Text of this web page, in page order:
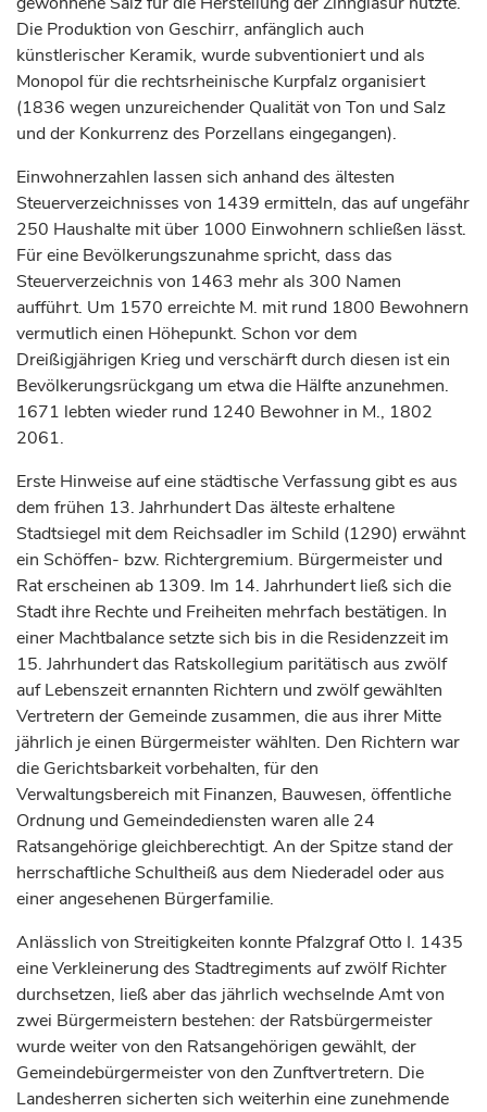
Die Produktion von Geschirr, anfänglich auch
künstlerischer Keramik, wurde subventioniert und als
Monopol für die rechtsrheinische Kurpfalz organisiert
(1836 wegen unzureichender Qualität von Ton und Salz
und der Konkurrenz des Porzellans eingegangen).
Einwohnerzahlen lassen sich anhand des ältesten
Steuerverzeichnisses von 1439 ermitteln, das auf ungefähr
250 Haushalte mit über 1000 Einwohnern schließen lässt.
Für eine Bevölkerungszunahme spricht, dass das
Steuerverzeichnis von 1463 mehr als 300 Namen
aufführt. Um 1570 erreichte M. mit rund 1800 Bewohnern
vermutlich einen Höhepunkt. Schon vor dem
Dreißigjährigen Krieg und verschärft durch diesen ist ein
Bevölkerungsrückgang um etwa die Hälfte anzunehmen.
1671 lebten wieder rund 1240 Bewohner in M., 1802
2061.
Erste Hinweise auf eine städtische Verfassung gibt es aus
dem frühen 13. JahrhundertDas älteste erhaltene
Stadtsiegel mit dem Reichsadler im Schild (1290) erwähnt
ein Schöffen- bzw. Richtergremium. Bürgermeister und
Rat erscheinen ab 1309. Im 14. Jahrhundertließ sich die
Stadt ihre Rechte und Freiheiten mehrfach bestätigen. In
einer Machtbalance setzte sich bis in die Residenzzeit im
15. Jahrhundertdas Ratskollegium paritätisch aus zwölf
auf Lebenszeit ernannten Richtern und zwölf gewählten
Vertretern der Gemeinde zusammen, die aus ihrer Mitte
jährlich je einen Bürgermeister wählten. Den Richtern war
die Gerichtsbarkeit vorbehalten, für den
Verwaltungsbereich mit Finanzen, Bauwesen, öffentliche
Ordnung und Gemeindediensten waren alle 24
Ratsangehörige gleichberechtigt. An der Spitze stand der
herrschaftliche Schultheiß aus dem Niederadel oder aus
einer angesehenen Bürgerfamilie.
Anlässlich von Streitigkeiten konnte PfalzgrafOtto I. 1435
eine Verkleinerung des Stadtregiments auf zwölf Richter
durchsetzen, ließ aber das jährlich wechselnde Amt von
zwei Bürgermeistern bestehen: der Ratsbürgermeister
wurde weiter von den Ratsangehörigen gewählt, der
Gemeindebürgermeister von den Zunftvertretern. Die
Landesherren sicherten sich weiterhin eine zunehmende